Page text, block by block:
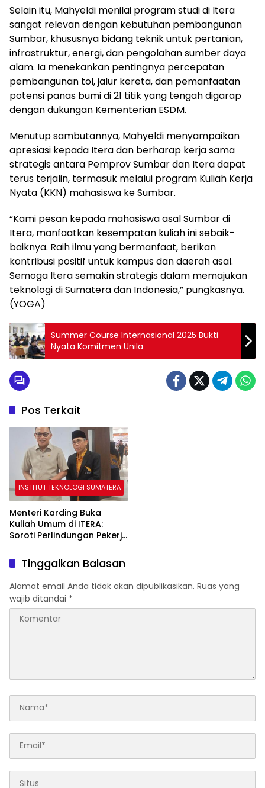
Selain itu, Mahyeldi menilai program studi di Itera
sangat relevan dengan kebutuhan pembangunan
Sumbar, khususnya bidang teknik untuk pertanian,
infrastruktur, energi, dan pengolahan sumber daya
alam. Ia menekankan pentingnya percepatan
pembangunan tol, jalur kereta, dan pemanfaatan
potensi panas bumi di 21 titik yang tengah digarap
dengan dukungan Kementerian ESDM.
Menutup sambutannya, Mahyeldi menyampaikan
apresiasi kepada Itera dan berharap kerja sama
strategis antara Pemprov Sumbar dan Itera dapat
terus terjalin, termasuk melalui program Kuliah Kerja
Nyata (KKN) mahasiswa ke Sumbar.
“Kami pesan kepada mahasiswa asal Sumbar di
Itera, manfaatkan kesempatan kuliah ini sebaik-
baiknya. Raih ilmu yang bermanfaat, berikan
kontribusi positif untuk kampus dan daerah asal.
Semoga Itera semakin strategis dalam memajukan
teknologi di Sumatera dan Indonesia,” pungkasnya.
(YOGA)
Summer Course Internasional 2025 Bukti
Nyata Komitmen Unila
Pos Terkait
INSTITUT TEKNOLOGI SUMATERA
Menteri Karding Buka
Kuliah Umum di ITERA:
Soroti Perlindungan Pekerja
Tinggalkan Balasan
Alamat email Anda tidak akan dipublikasikan. Ruas yang
wajib ditandai *